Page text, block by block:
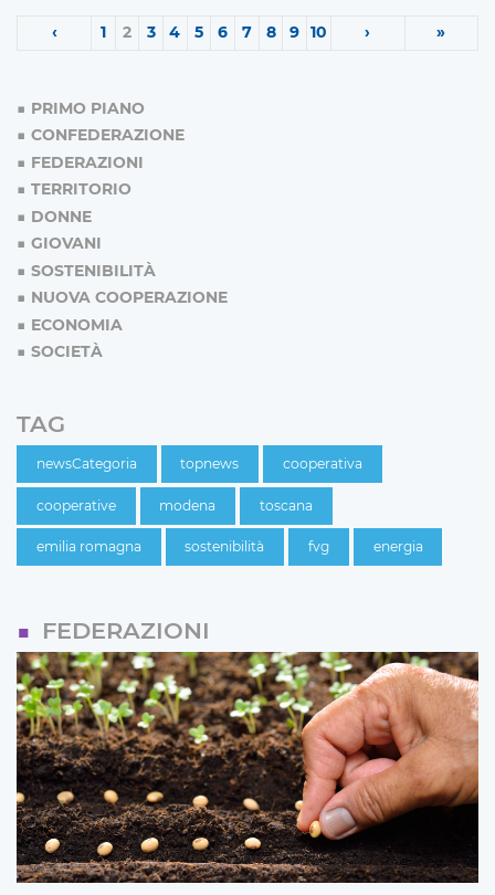
‹ 1 2 3 4 5 6 7 8 9 10 › »
PRIMO PIANO
CONFEDERAZIONE
FEDERAZIONI
TERRITORIO
DONNE
GIOVANI
SOSTENIBILITÀ
NUOVA COOPERAZIONE
ECONOMIA
SOCIETÀ
TAG
newsCategoria topnews cooperativa
cooperative modena toscana
emilia romagna sostenibilità fvg energia
FEDERAZIONI